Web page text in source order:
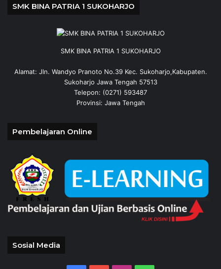
SMK BINA PATRIA 1 SUKOHARJO
SMK BINA PATRIA 1 SUKOHARJO
Alamat: Jln. Wandyo Pranoto No.39 Kec. Sukoharjo,Kabupaten.
Sukoharjo Jawa Tengah 57513
Telepon: (0271) 593487
Provinsi: Jawa Tengah
Pembelajaran Online
Sosial Media